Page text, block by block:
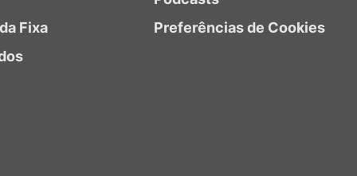
Fixa
Preferências de Cookies